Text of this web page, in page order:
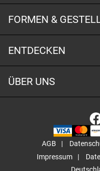
FORMEN &
ENTDECKEN
ÜBER UNS
AGB
Impressum